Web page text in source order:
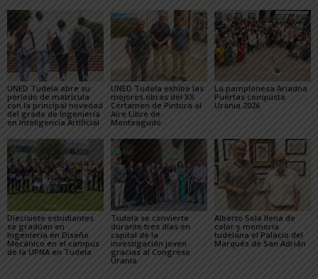
UNED Tudela abre su
período de matrícula
con la principal novedad
del grado de Ingeniería
en Inteligencia Artificial
UNED Tudela exhibe las
mejores obras del XX
Certamen de Pintura al
Aire Libre de
Monteagudo
La pamplonesa Ariadna
Puertas conquista
Urania 2026
Diecisiete estudiantes
se gradúan en
Ingeniería en Diseño
Mecánico en el campus
de la UPNA en Tudela
Tudela se convierte
durante tres días en
capital de la
investigación joven
gracias al Congreso
Urania
Alberto Sola llena de
color y memoria
tudelana el Palacio del
Marqués de San Adrián